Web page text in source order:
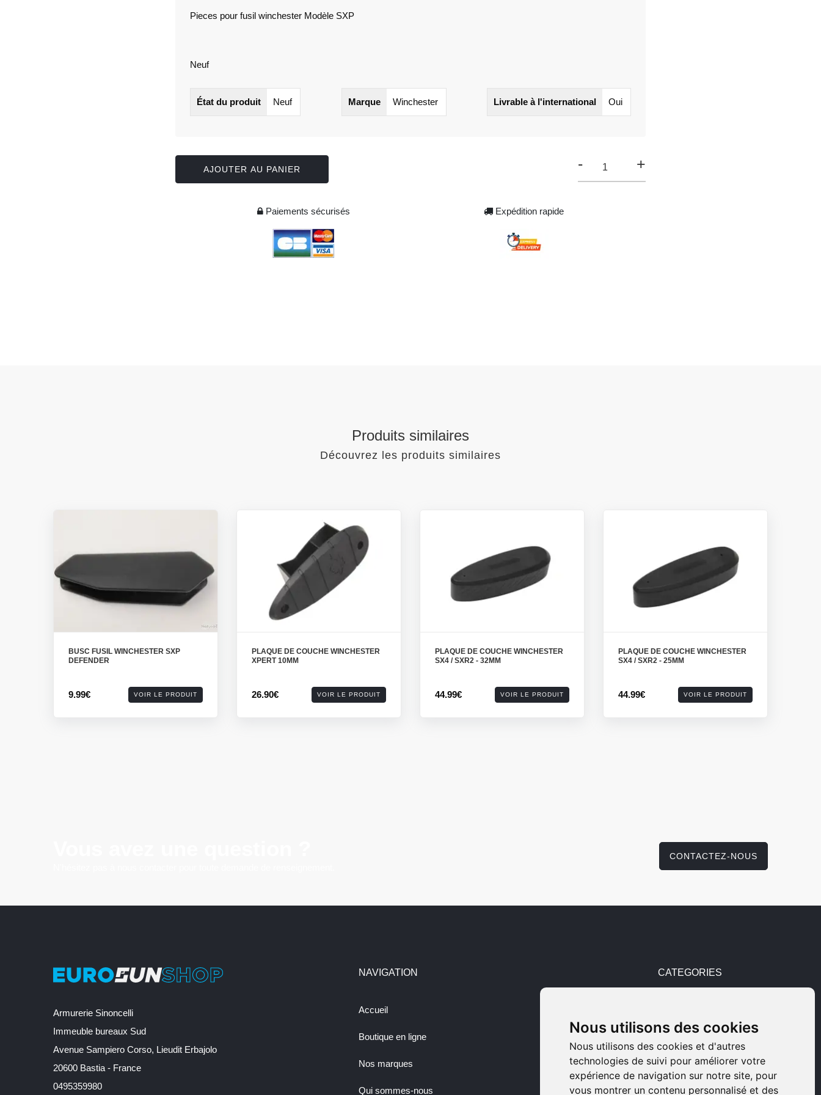
Nous utilisons des cookies
Nous utilisons des cookies et d'autres
technologies de suivi pour améliorer votre
expérience de navigation sur notre site, pour
vous montrer un contenu personnalisé et des
Pieces pour fusil winchester Modèle SXP
Neuf
État du produit Neuf Marque Winchester Livrable à l'international Oui
AJOUTER AU PANIER - +
Paiements sécurisés Expédition rapide
Produits similaires
Découvrez les produits similaires
BUSC FUSIL WINCHESTER SXP
DEFENDER
9.99€ VOIR LE PRODUIT
PLAQUE DE COUCHE WINCHESTER
XPERT 10MM
26.90€ VOIR LE PRODUIT
PLAQUE DE COUCHE WINCHESTER
SX4 / SXR2 - 32MM
44.99€ VOIR LE PRODUIT
PLAQUE DE COUCHE WINCHESTER
SX4 / SXR2 - 25MM
44.99€ VOIR LE PRODUIT
CONTACTEZ-NOUS
Armurerie Sinoncelli
Immeuble bureaux Sud
Avenue Sampiero Corso, Lieudit Erbajolo
20600 Bastia - France
0495359980
NAVIGATION
Accueil
Boutique en ligne
Nos marques
Qui sommes-nous
CATEGORIES
Armes d'occasions
Armes neuves